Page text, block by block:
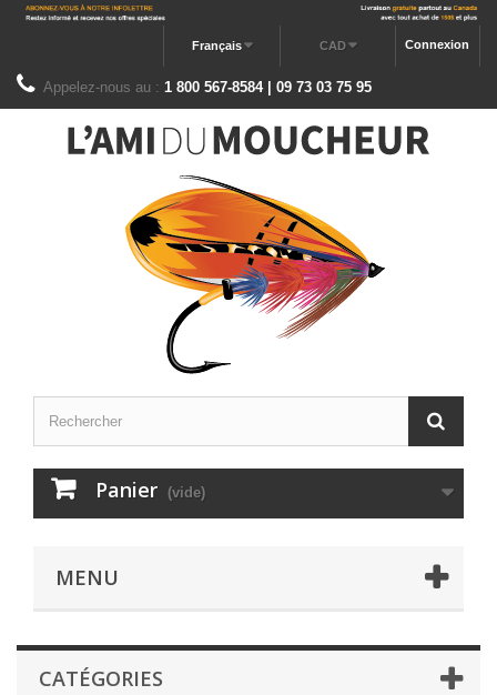
Connexion
CAD
Français
Appelez-nous au : 1 800 567-8584 | 09 73 03 75 95
Panier (vide)
MENU
CATÉGORIES